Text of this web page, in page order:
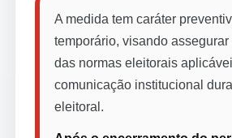
A medida tem caráter
temporário, visando
das normas eleitorais
comunicação institucional
eleitoral.